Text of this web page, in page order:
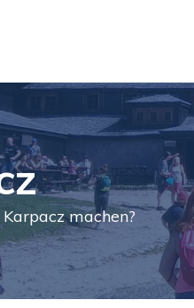
machen?